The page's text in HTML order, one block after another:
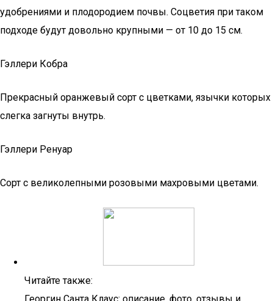
удобрениями и плодородием почвы. Соцветия при таком
подходе будут довольно крупными — от 10 до 15 см.
Гэллери Кобра
Прекрасный оранжевый сорт с цветками, язычки которых
слегка загнуты внутрь.
Гэллери Ренуар
Сорт с великолепными розовыми махровыми цветами.
Читайте также: